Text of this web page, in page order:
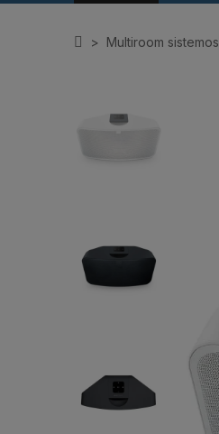
Multiroom sistemos